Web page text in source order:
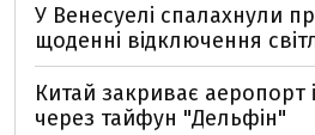
У Венесуелі спалахнули
щоденні відключення
Китай закриває аеропорт
через тайфун "Дельфін"